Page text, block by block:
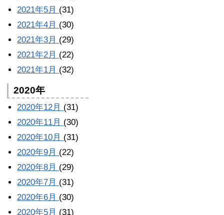
2021年5月 (31)
2021年4月 (30)
2021年3月 (29)
2021年2月 (22)
2021年1月 (32)
2020年
2020年12月 (31)
2020年11月 (30)
2020年10月 (31)
2020年9月 (22)
2020年8月 (29)
2020年7月 (31)
2020年6月 (30)
2020年5月 (31)